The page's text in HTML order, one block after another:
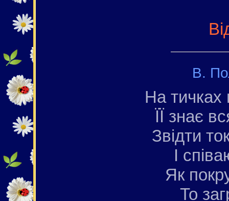
В.
На тичках
ЇЇ знає
Звідти
І
Як
То